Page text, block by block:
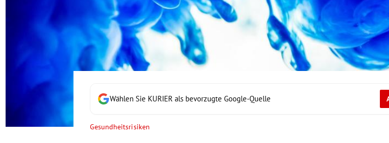
Untermenü
Wählen Sie KURIER als bevorzugte Google-Quelle
Gesundheitsrisiken